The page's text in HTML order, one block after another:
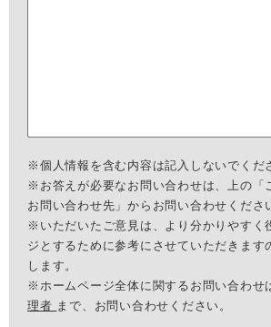
※個人情報を含む内容は記入しないでくだ
※お答えが必要なお問い合わせは、上の「
お問い合わせ先」からお問い合わせくださ
※いただいたご意見は、より分かりやすく
ジとするために参考にさせていただきます
します。
※ホームページ全体に関するお問い合わせ
理者 まで、お問い合わせください。